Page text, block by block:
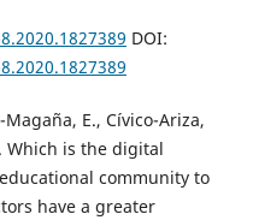
DOI:
E., Cívico-Ariza,
Which is the digital
community to
have a greater